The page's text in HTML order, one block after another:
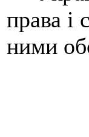
права і
ними